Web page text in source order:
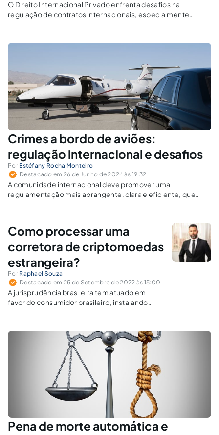
O Direito Internacional Privado enfrenta desafios na
regulação de contratos internacionais, especialmente
sentenças estrangeiras, exigindo harmonização para
garantir segurança jurídica.
Crimes a bordo de aviões:
regulação internacional e desafios
Por Estéfany Rocha Monteiro
Destacado em 26 de Junho de 2024 às 19:32
A comunidade internacional deve promover uma
regulamentação mais abrangente, clara e eficiente, que
promovendo a confiança no transporte aéreo internacional.
Como processar uma
corretora de criptomoedas
estrangeira?
Por Raphael Souza
Destacado em 25 de Setembro de 2022 às 15:00
A jurisprudência brasileira tem atuado em
favor do consumidor brasileiro, instalando
abuso praticado pelas corretoras
estrangeiras.
Pena de morte automática e